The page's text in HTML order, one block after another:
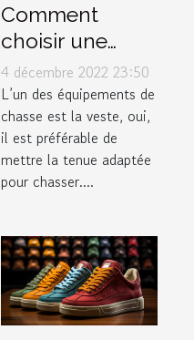
Comment
choisir une
veste de chasse
?
4 décembre 2022 23:50
L’un des équipements de
chasse est la veste, oui,
il est préférable de
mettre la tenue adaptée
pour chasser....